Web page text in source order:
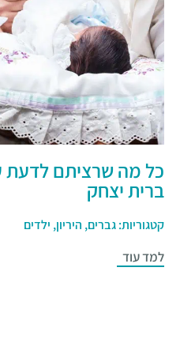
כל מה שרציתם לדעת
ברית יצחק
קטגוריות:גברים, היריון, ילדים
למד עוד